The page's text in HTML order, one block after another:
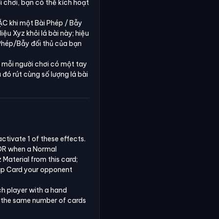
chơi, bạn có thể kích hoạt
khi một Bài Phép / Bẫy
Xyz khỏi lá bài này; hiệu
Bẫy đối thủ của bạn
mỗi người chơi có một tay
rút cùng số lượng lá bài
1 of these effects.
when a Normal
from this card;
Card your opponent
player with a hand
same number of cards